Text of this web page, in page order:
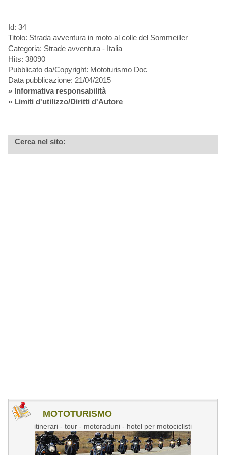
Id: 34
Titolo: Strada avventura in moto al colle del Sommeiller
Categoria: Strade avventura - Italia
Hits: 38090
Pubblicato da/Copyright: Mototurismo Doc
Data pubblicazione: 21/04/2015
» Informativa responsabilità
» Limiti d'utilizzo/Diritti d'Autore
Cerca nel sito:
MOTOTURISMO
itinerari - tour - motoraduni - hotel per motociclisti